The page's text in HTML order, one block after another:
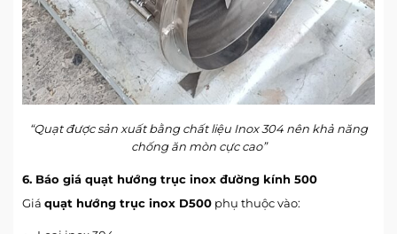
“Quạt được sản xuất bằng chất liệu Inox 304 nên khả năng
chống ăn mòn cực cao”
6. Báo giá quạt hướng trục inox đường kính 500
Giá quạt hướng trục inox D500 phụ thuộc vào: